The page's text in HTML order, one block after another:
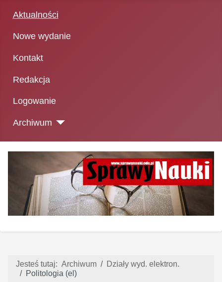
Aktualności
Nowe wydanie
Kontakt
Redakcja
Logowanie
Archiwum
Jesteś tutaj: Archiwum
Działy wyd. elektron.
Politologia (el)